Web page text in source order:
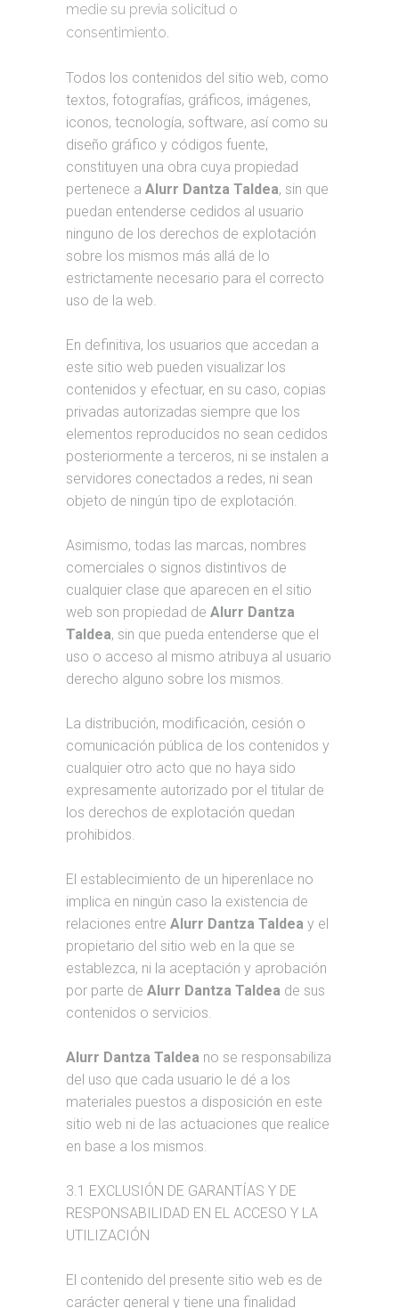
medie su previa solicitud o
consentimiento.
Todos los contenidos del sitio web, como
textos, fotografías, gráficos, imágenes,
iconos, tecnología, software, así como su
diseño gráfico y códigos fuente,
constituyen una obra cuya propiedad
pertenece a Alurr Dantza Taldea, sin que
puedan entenderse cedidos al usuario
ninguno de los derechos de explotación
sobre los mismos más allá de lo
estrictamente necesario para el correcto
uso de la web.
En definitiva, los usuarios que accedan a
este sitio web pueden visualizar los
contenidos y efectuar, en su caso, copias
privadas autorizadas siempre que los
elementos reproducidos no sean cedidos
posteriormente a terceros, ni se instalen a
servidores conectados a redes, ni sean
objeto de ningún tipo de explotación.
Asimismo, todas las marcas, nombres
comerciales o signos distintivos de
cualquier clase que aparecen en el sitio
web son propiedad de Alurr Dantza
Taldea, sin que pueda entenderse que el
uso o acceso al mismo atribuya al usuario
derecho alguno sobre los mismos.
La distribución, modificación, cesión o
comunicación pública de los contenidos y
cualquier otro acto que no haya sido
expresamente autorizado por el titular de
los derechos de explotación quedan
prohibidos.
El establecimiento de un hiperenlace no
implica en ningún caso la existencia de
relaciones entre Alurr Dantza Taldea y el
propietario del sitio web en la que se
establezca, ni la aceptación y aprobación
por parte de Alurr Dantza Taldea de sus
contenidos o servicios.
Alurr Dantza Taldea no se responsabiliza
del uso que cada usuario le dé a los
materiales puestos a disposición en este
sitio web ni de las actuaciones que realice
en base a los mismos.
3.1 EXCLUSIÓN DE GARANTÍAS Y DE
RESPONSABILIDAD EN EL ACCESO Y LA
UTILIZACIÓN
El contenido del presente sitio web es de
carácter general y tiene una finalidad